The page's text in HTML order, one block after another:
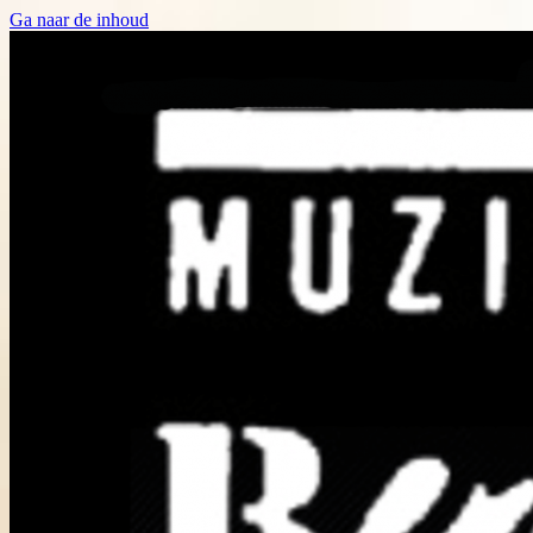
Ga naar de inhoud